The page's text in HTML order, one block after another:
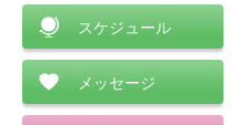
スケジュール
メッセージ